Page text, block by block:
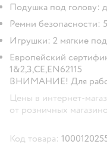
Подушка под голову:
Ремни безопасности:
Игрушки: 2 мягкие
Европейский
1&2,3,CE,EN62115
ВНИМАНИЕ! Для
Цены в интернет-
от розничных
Код товара: